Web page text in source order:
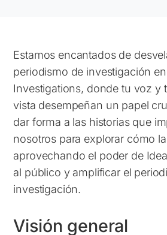
Estamos encantados de
periodismo de investigación
Investigations, donde tu voz y
vista desempeñan un papel
dar forma a las historias que
nosotros para explorar cómo
aprovechando el poder de
al público y amplificar el
investigación.
Visión general